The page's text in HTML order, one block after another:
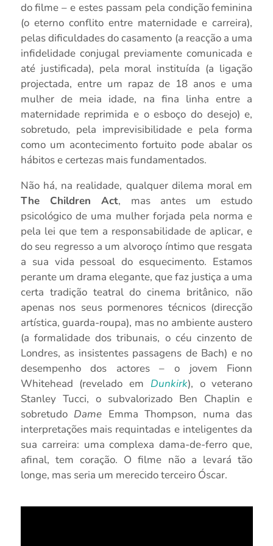
do filme – e estes passam pela condição feminina
(o eterno conflito entre maternidade e carreira),
pelas dificuldades do casamento (a reacção a uma
infidelidade conjugal previamente comunicada e
até justificada), pela moral instituída (a ligação
projectada, entre um rapaz de 18 anos e uma
mulher de meia idade, na fina linha entre a
maternidade reprimida e o esboço do desejo) e,
sobretudo, pela imprevisibilidade e pela forma
como um acontecimento fortuito pode abalar os
hábitos e certezas mais fundamentados.
Não há, na realidade, qualquer dilema moral em
The Children Act, mas antes um estudo
psicológico de uma mulher forjada pela norma e
pela lei que tem a responsabilidade de aplicar, e
do seu regresso a um alvoroço íntimo que resgata
a sua vida pessoal do esquecimento. Estamos
perante um drama elegante, que faz justiça a uma
certa tradição teatral do cinema britânico, não
apenas nos seus pormenores técnicos (direcção
artística, guarda-roupa), mas no ambiente austero
(a formalidade dos tribunais, o céu cinzento de
Londres, as insistentes passagens de Bach) e no
desempenho dos actores – o jovem Fionn
Whitehead (revelado em Dunkirk), o veterano
Stanley Tucci, o subvalorizado Ben Chaplin e
sobretudo Dame Emma Thompson, numa das
interpretações mais requintadas e inteligentes da
sua carreira: uma complexa dama-de-ferro que,
afinal, tem coração. O filme não a levará tão
longe, mas seria um merecido terceiro Óscar.